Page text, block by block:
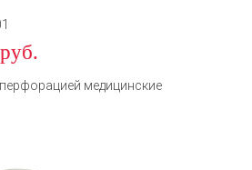
медицинские